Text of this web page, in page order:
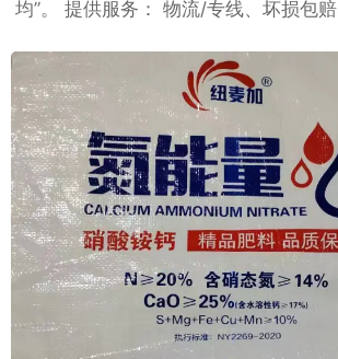
均”。 提供服务： 物流/专线、坏损包赔